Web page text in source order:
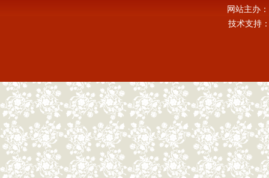
网站主办
技术支持